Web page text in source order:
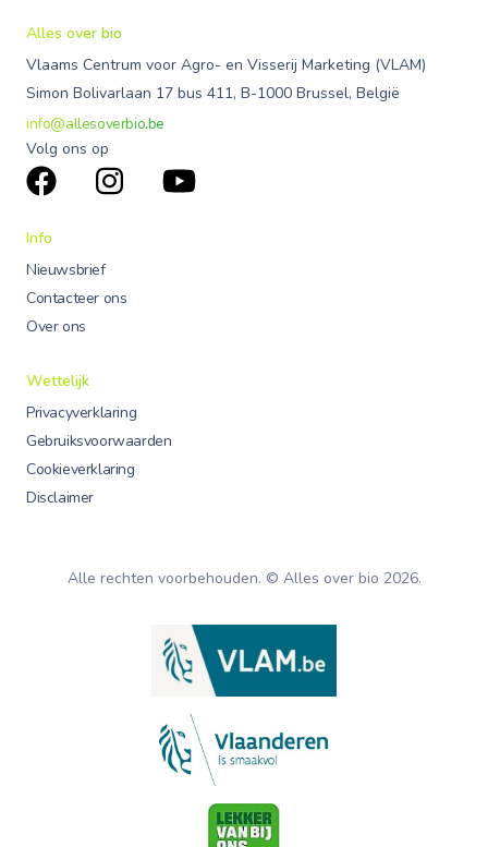
Alles over bio
Vlaams Centrum voor Agro- en Visserij Marketing (VLAM)
Simon Bolivarlaan 17 bus 411, B-1000 Brussel, België
info@allesoverbio.be
Volg ons op
Info
Nieuwsbrief
Contacteer ons
Over ons
Wettelijk
Privacyverklaring
Gebruiksvoorwaarden
Cookieverklaring
Disclaimer
Alle rechten voorbehouden. © Alles over bio 2026.